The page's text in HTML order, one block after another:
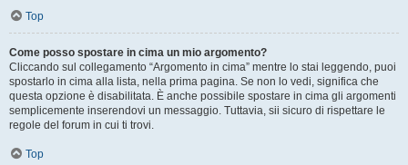
Top
Come posso spostare in cima un mio argomento?
Cliccando sul collegamento “Argomento in cima” mentre lo stai leggendo, puoi
spostarlo in cima alla lista, nella prima pagina. Se non lo vedi, significa che
questa opzione è disabilitata. È anche possibile spostare in cima gli argomenti
semplicemente inserendovi un messaggio. Tuttavia, sii sicuro di rispettare le
regole del forum in cui ti trovi.
Top